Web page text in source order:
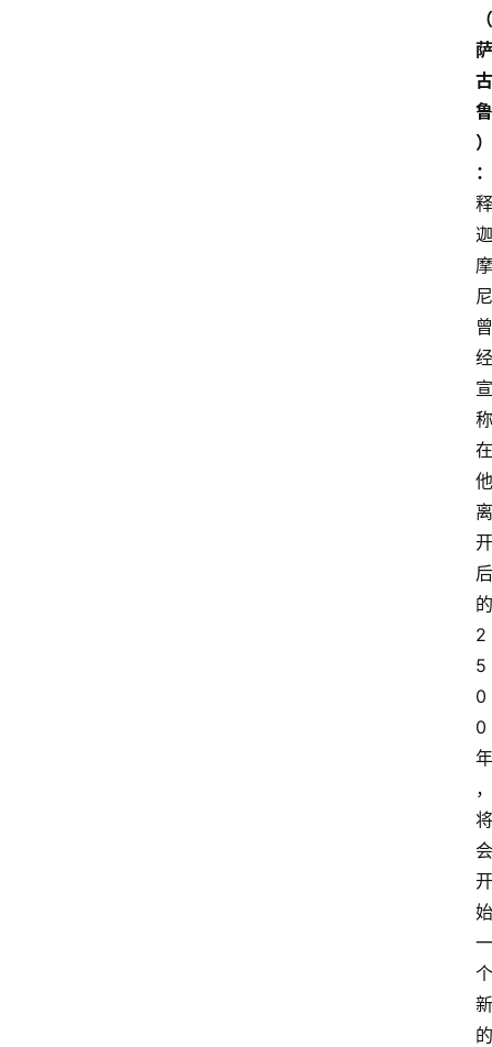
（
萨
古
鲁
）
：
释
迦
摩
尼
曾
经
宣
称
在
他
离
开
后
的
2
5
0
0
年
，
将
会
开
始
一
个
新
的